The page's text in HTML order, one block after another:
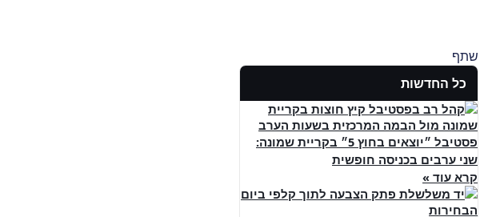
שתף
כל החדשות
פסטיבל ״יוצאים בחוץ 5״ בקריית שמונה:
שני ערבים בכניסה חופשית
קרא עוד »